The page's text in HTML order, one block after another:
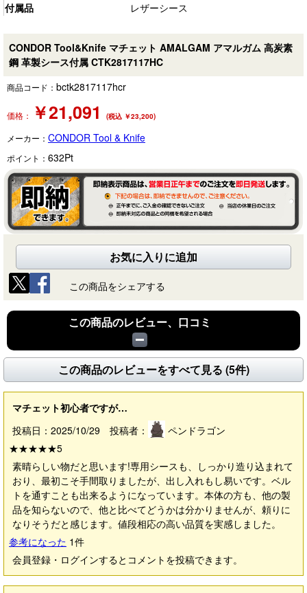
付属品
レザーシース
CONDOR Tool&Knife マチェット AMALGAM アマルガム 高炭素
鋼 革製シース付属 CTK2817117HC
商品コード： bctk2817117hcr
価格： ￥21,091 (税込 ￥23,200)
メーカー： CONDOR Tool & Knife
ポイント： 632Pt
お気に入りに追加
この商品をシェアする
この商品のレビュー、口コミ
この商品のレビューをすべて見る (5件)
マチェット初心者ですが…
投稿日：2025/10/29 投稿者：
ペンドラゴン
★★★★★5
素晴らしい物だと思います!専用シースも、しっかり造り込まれて
おり、最初こそ手間取りましたが、出し入れもし易いです。ベル
トを通すことも出来るようになっています。本体の方も、他の製
品を知らないので、他と比べてどうかは分かりませんが、頼りに
なりそうだと感じます。値段相応の高い品質を実感しました。
参考になった 1件
会員登録・ログインするとコメントを投稿できます。